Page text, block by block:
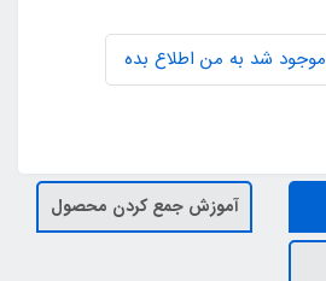
موجود شد به من اطلاع بده
آموزش جمع کردن محصول